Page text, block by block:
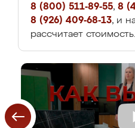
8 (800) 511-89-55, 8
8 (926) 409-68-13, и
рассчитает стоимость.